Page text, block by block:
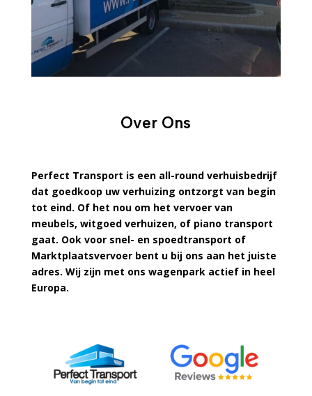
Over Ons
Perfect Transport is een all-round verhuisbedrijf
dat goedkoop uw verhuizing ontzorgt van begin
tot eind. Of het nou om het vervoer van
meubels, witgoed verhuizen, of piano transport
gaat. Ook voor snel- en spoedtransport of
Marktplaatsvervoer bent u bij ons aan het juiste
adres. Wij zijn met ons wagenpark actief in heel
Europa.